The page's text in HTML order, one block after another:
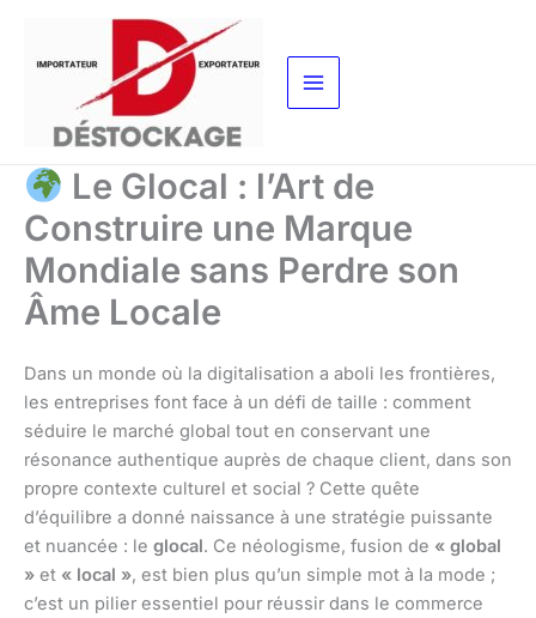
contenu
Le Glocal : l’Art de
Construire une Marque
Mondiale sans Perdre son
Âme Locale
Dans un monde où la digitalisation a aboli les frontières,
les entreprises font face à un défi de taille : comment
séduire le marché global tout en conservant une
résonance authentique auprès de chaque client, dans son
propre contexte culturel et social ? Cette quête
d’équilibre a donné naissance à une stratégie puissante
et nuancée : le glocal. Ce néologisme, fusion de « global
» et « local », est bien plus qu’un simple mot à la mode ;
c’est un pilier essentiel pour réussir dans le commerce